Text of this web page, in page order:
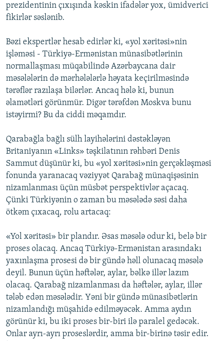
prezidentinin çıxışında kəskin ifadələr yox, ümidverici
fikirlər səslənib.
Bəzi ekspertlər hesab edirlər ki, «yol xəritəsi»nin
işləməsi - Türkiyə-Ermənistan münasibətlərinin
normallaşması müqabilində Azərbaycana dair
məsələlərin də mərhələlərlə həyata keçirilməsində
tərəflər razılaşa bilərlər. Ancaq hələ ki, bunun
əlamətləri görünmür. Digər tərəfdən Moskva bunu
istəyirmi? Bu da ciddi məqamdır.
Qarabağla bağlı sülh layihələrini dəstəkləyən
Britaniyanın «Links» təşkilatının rəhbəri Denis
Sammut düşünür ki, bu «yol xəritəsi»nin gerçəkləşməsi
fonunda yaranacaq vəziyyət Qarabağ münaqişəsinin
nizamlanması üçün müsbət perspektivlər açacaq.
Çünki Türkiyənin o zaman bu məsələdə səsi daha
ötkəm çıxacaq, rolu artacaq:
«Yol xəritəsi» bir plandır. Əsas məsələ odur ki, belə bir
proses olacaq. Ancaq Türkiyə-Ermənistan arasındakı
yaxınlaşma prosesi də bir gündə həll olunacaq məsələ
deyil. Bunun üçün həftələr, aylar, bəlkə illər lazım
olacaq. Qarabağ nizamlanması da həftələr, aylar, illər
tələb edən məsələdir. Yəni bir gündə münasibətlərin
nizamlandığı müşahidə edilməyəcək. Amma aydın
görünür ki, bu iki proses bir-biri ilə paralel gedəcək.
Onlar ayrı-ayrı proseslərdir, amma bir-birinə təsir edir.